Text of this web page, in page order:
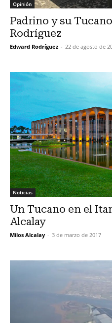
Opinión
Padrino y su
Rodríguez
Edward Rodríguez - 22 de agosto de
Noticias
Un Tucano en el
Alcalay
Milos Alcalay - 3 de marzo de 2017